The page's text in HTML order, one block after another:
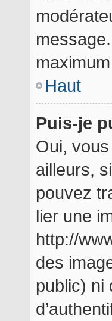
Haut
Puis-je
Oui,
ailleurs,
pouvez
lier une
http://
des
public) ni